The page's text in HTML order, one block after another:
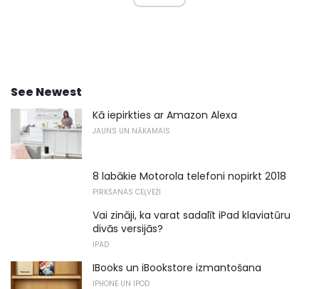
See Newest
Kā iepirkties ar Amazon Alexa
JAUNS UN NĀKAMAIS
8 labākie Motorola telefoni nopirkt 2018
PIRKŠANAS CEĻVEŽI
Vai zināji, ka varat sadalīt iPad klaviatūru
divās versijās?
IPAD
IBooks un iBookstore izmantošana
IPHONE UN IPOD